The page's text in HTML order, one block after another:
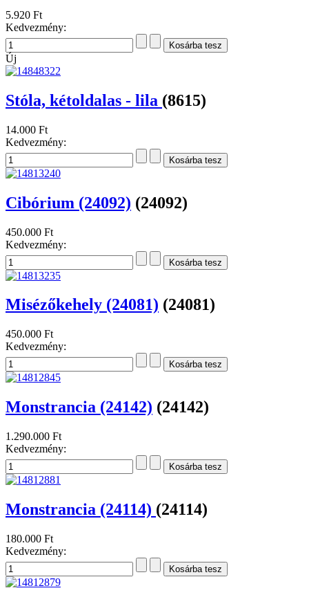
5.920 Ft
Kedvezmény:
Új
Stóla, kétoldalas - lila (8615)
14.000 Ft
Kedvezmény:
Cibórium (24092) (24092)
450.000 Ft
Kedvezmény:
Misézőkehely (24081) (24081)
450.000 Ft
Kedvezmény:
Monstrancia (24142) (24142)
1.290.000 Ft
Kedvezmény:
Monstrancia (24114) (24114)
180.000 Ft
Kedvezmény: